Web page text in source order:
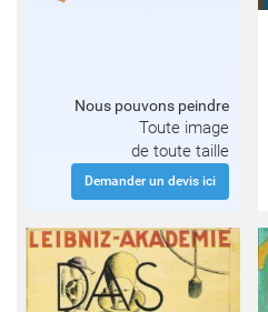
Nous pouvons peindre
Toute image
de toute taille
Demander un devis ici